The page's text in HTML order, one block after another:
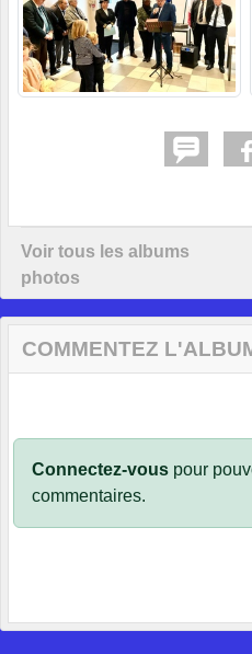
Voir tous les albums
photos
COMMENTEZ
Connectez-vous pour
commentaires.